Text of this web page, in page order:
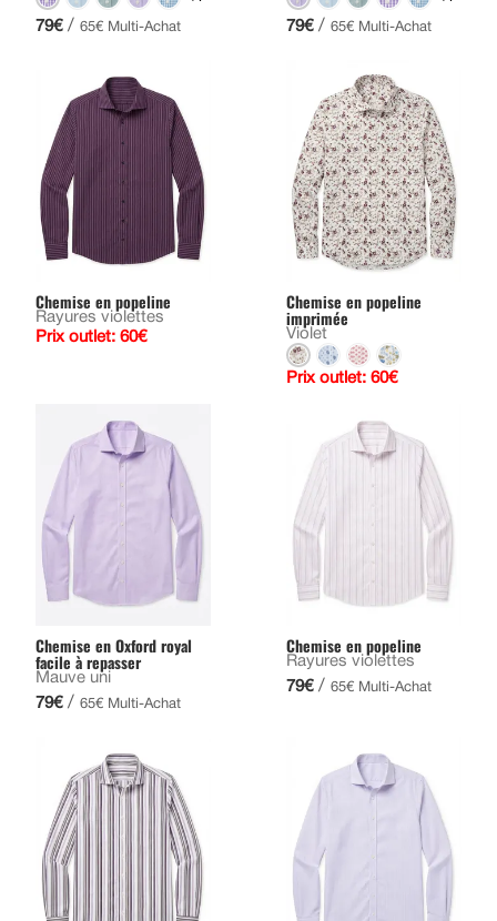
79€ / 65€ Multi-Achat 79€ / 65€ Multi-Achat
Chemise en popeline
Rayures violettes
Prix outlet: 60€
Chemise en popeline
imprimée
Violet
Prix outlet: 60€
Chemise en Oxford royal
facile à repasser
Mauve uni
79€ / 65€ Multi-Achat
Chemise en popeline
Rayures violettes
79€ / 65€ Multi-Achat